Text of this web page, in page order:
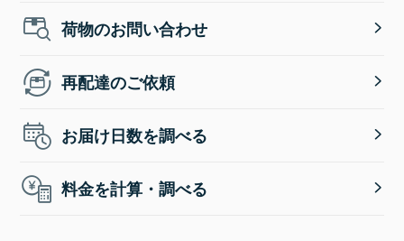
荷物のお問い合わせ
再配達のご依頼
お届け日数を調べる
料金を計算・調べる